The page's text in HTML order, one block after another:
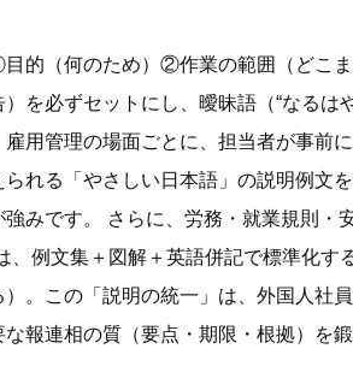
的（何のため）②作業の範囲（どこ
を必ずセットにし、曖昧語（“なるは
雇用管理の場面ごとに、担当者が事前
れる「やさしい日本語」の説明例文
みです。 さらに、労務・就業規則・
、例文集＋図解＋英語併記で標準化す
。この「説明の統一」は、外国人社
な報連相の質（要点・期限・根拠）を